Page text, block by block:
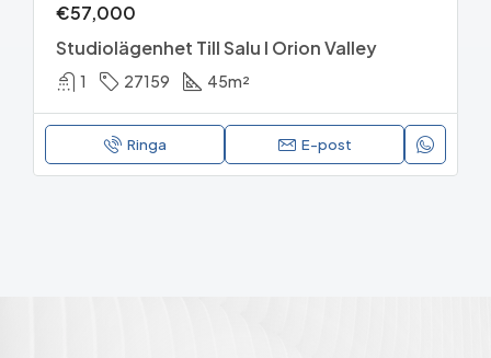
€57,000
Studiolägenhet Till Salu I Orion Valley
1 27159 45m²
Ringa E-post